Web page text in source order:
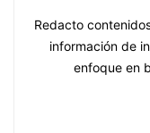
Redacto
información de
enfoque en